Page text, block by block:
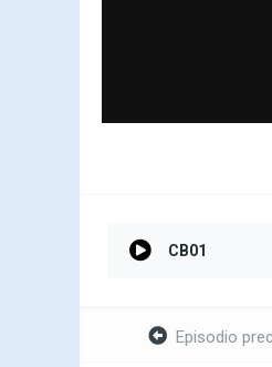
CB01
Episodio